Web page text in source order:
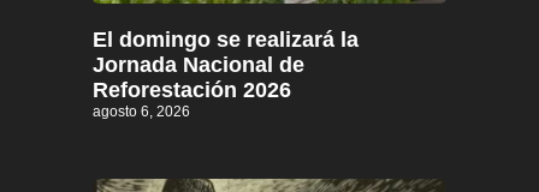
El domingo se realizará la
Jornada Nacional de
Reforestación 2026
agosto 6, 2026